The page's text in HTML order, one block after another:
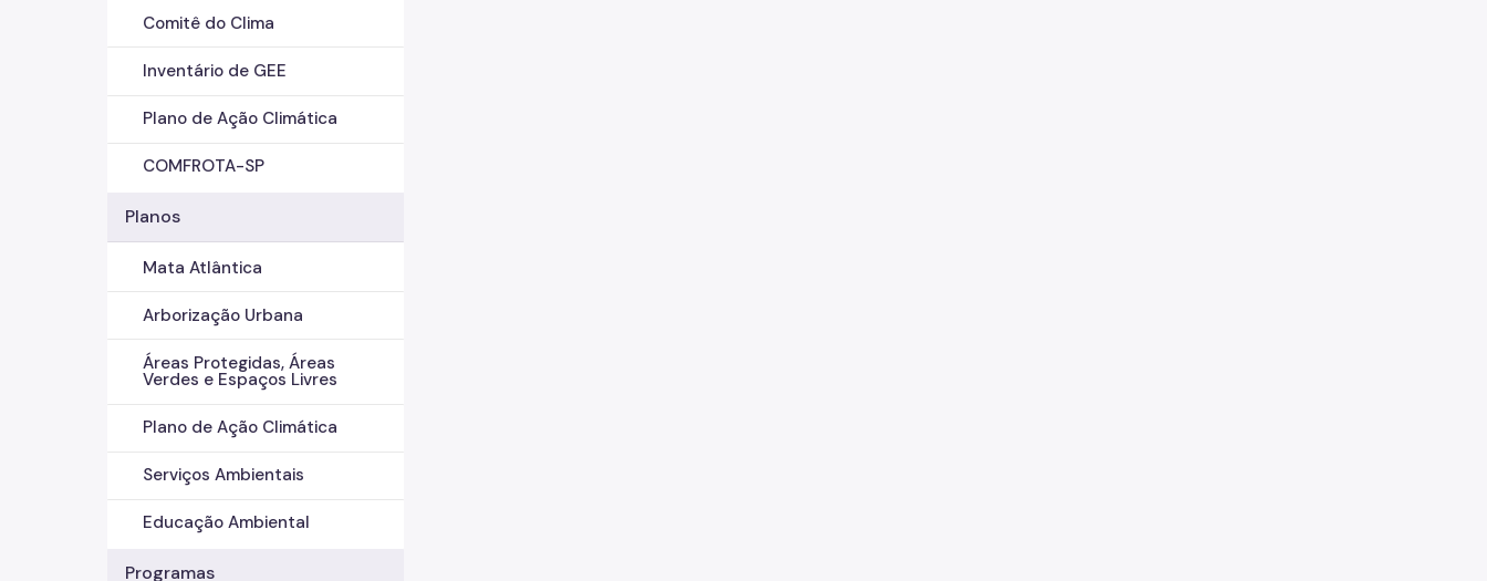
Comitê do Clima
Inventário de GEE
Plano de Ação Climática
COMFROTA-SP
Planos
Mata Atlântica
Arborização Urbana
Áreas Protegidas, Áreas
Verdes e Espaços Livres
Plano de Ação Climática
Serviços Ambientais
Educação Ambiental
Programas